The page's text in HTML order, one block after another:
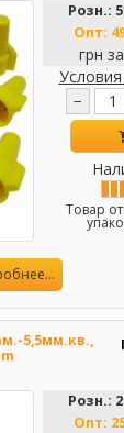
Розн.:
Опт:
грн
−
Товар
5,5мм.кв.,
Розн.:
Опт: